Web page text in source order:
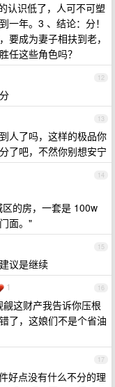
认识低了，人可不可塑
一年。3 、结论：分！
要成为妻子相扶到老，
任这些角色吗？
12
13
人了吗，这样的极品你
了吧，不然你别想安宁
14
的房，一套是 100w
面。"
15
议是继续
16
1
这财产我告诉你压根
了，这娘们不是个省油
17
好点没有什么不分的理